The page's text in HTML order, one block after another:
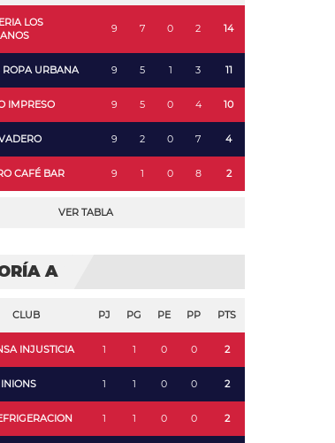
LOS
9 7 0 2 14
ROPA URBANA 9 5 1 3 11
IMPRESO 9 5 0 4 10
9 2 0 7 4
CAFÉ BAR 9 1 0 8 2
VER TABLA
A
CLUB PJ PG PE PP PTS
INJUSTICIA 1 1 0 0 2
1 1 0 0 2
1 1 0 0 2